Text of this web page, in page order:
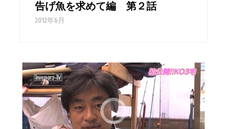
告げ魚を求めて編 第２話
2012年6月